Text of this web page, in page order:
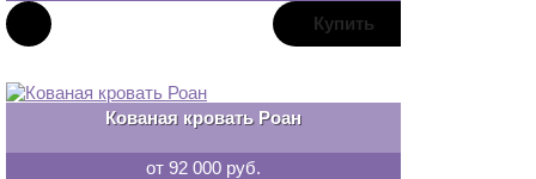
Кованая кровать Роан
от 92 000 руб.